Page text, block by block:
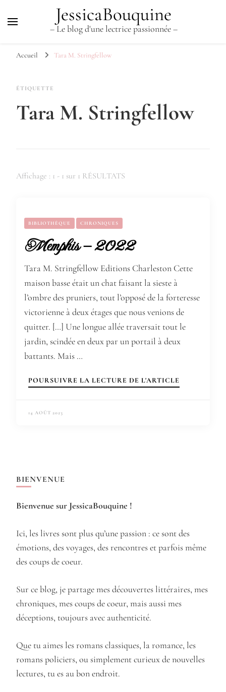
JessicaBouquine
– Le blog d'une lectrice passionnée –
Accueil Tara M. Stringfellow
ÉTIQUETTE
Tara M. Stringfellow
Affichage : 1 - 1 sur 1 RÉSULTATS
BIBLIOTHÈQUE CHRONIQUES
Memphis – 2022
Tara M. Stringfellow Editions Charleston Cette
maison basse était un chat faisant la sieste à
l’ombre des pruniers, tout l’opposé de la forteresse
victorienne à deux étages que nous venions de
quitter. […] Une longue allée traversait tout le
jardin, scindée en deux par un portail à deux
battants. Mais …
POURSUIVRE LA LECTURE DE L'ARTICLE
14 AOÛT 2023
BIENVENUE
Bienvenue sur JessicaBouquine !
Ici, les livres sont plus qu’une passion : ce sont des
émotions, des voyages, des rencontres et parfois même
des coups de coeur.
Sur ce blog, je partage mes découvertes littéraires, mes
chroniques, mes coups de coeur, mais aussi mes
déceptions, toujours avec authenticité.
Que tu aimes les romans classiques, la romance, les
romans policiers, ou simplement curieux de nouvelles
lectures, tu es au bon endroit.